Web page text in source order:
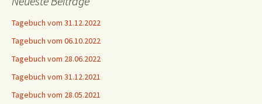
Tagebuch vom 31.12.2022
Tagebuch vom 06.10.2022
Tagebuch vom 28.06.2022
Tagebuch vom 31.12.2021
Tagebuch vom 28.05.2021